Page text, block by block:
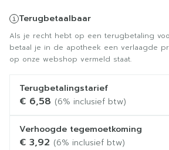
Terugbetaalbaar
Als je recht hebt op een terugbetaling
betaal je in de apotheek een verlaagde
op onze webshop vermeld staat.
Terugbetalingstarief
€ 6,58 (6% inclusief btw)
Verhoogde tegemoetkoming
€ 3,92 (6% inclusief btw)